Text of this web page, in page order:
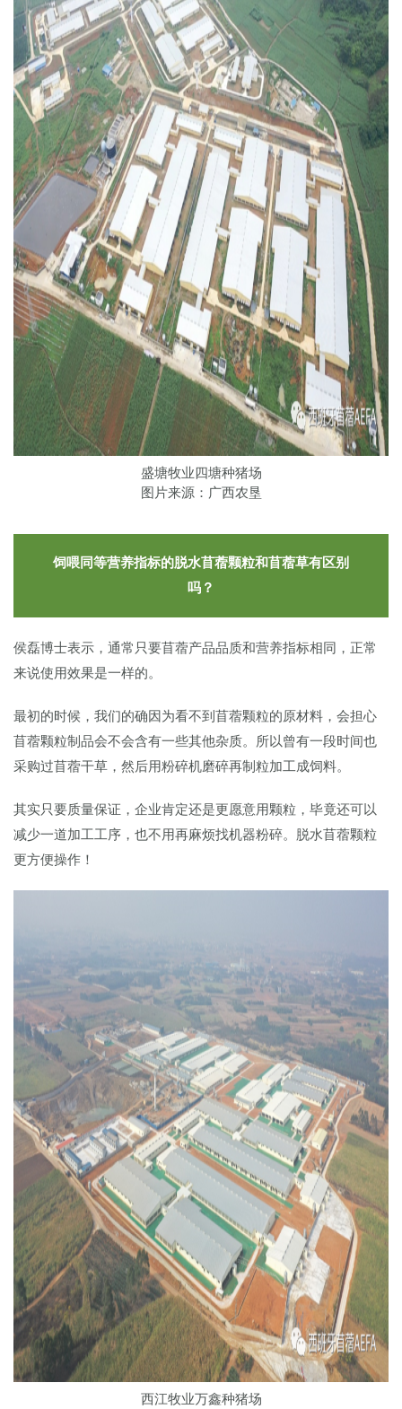
盛塘牧业四塘种猪场
图片来源：广西农垦
饲喂同等营养指标的脱水苜蓿颗粒和苜蓿草有区别
吗？
侯磊博士表示，通常只要苜蓿产品品质和营养指标相同，正常
来说使用效果是一样的。
最初的时候，我们的确因为看不到苜蓿颗粒的原材料，会担心
苜蓿颗粒制品会不会含有一些其他杂质。所以曾有一段时间也
采购过苜蓿干草，然后用粉碎机磨碎再制粒加工成饲料。
其实只要质量保证，企业肯定还是更愿意用颗粒，毕竟还可以
减少一道加工工序，也不用再麻烦找机器粉碎。脱水苜蓿颗粒
更方便操作！
西江牧业万鑫种猪场